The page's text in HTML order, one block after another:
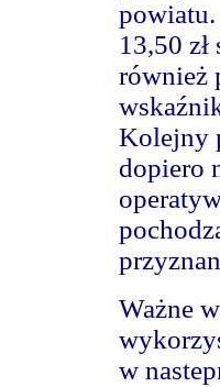
13,50
również
Kolejny
dopiero
Ważne
w